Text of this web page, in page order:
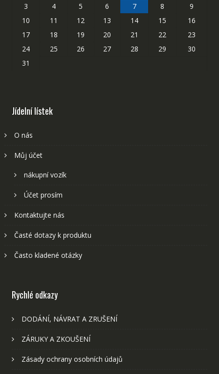
3
4 5 6 7 8
9
10
11 12 13 14 15
16
17
18 19 20 21 22
23
24
25 26 27 28 29
30
31
Jídelní lístek
O nás
Můj účet
nákupní vozík
Účet prosím
Kontaktujte nás
Časté dotazy k produktu
Často kladené otázky
Rychlé odkazy
DODÁNÍ, NÁVRAT A ZRUŠENÍ
ZÁRUKY A ZKOUŠENÍ
Zásady ochrany osobních údajů